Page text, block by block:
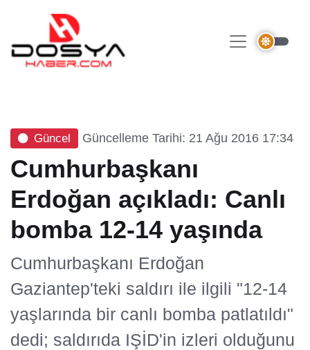
Güncel Güncelleme Tarihi: 21 Ağu 2016 17:34
Cumhurbaşkanı
Erdoğan açıkladı: Canlı
bomba 12-14 yaşında
Cumhurbaşkanı Erdoğan
Gaziantep'teki saldırı ile ilgili "12-14
yaşlarında bir canlı bomba patlatıldı"
dedi; saldırıda IŞİD'in izleri olduğunu